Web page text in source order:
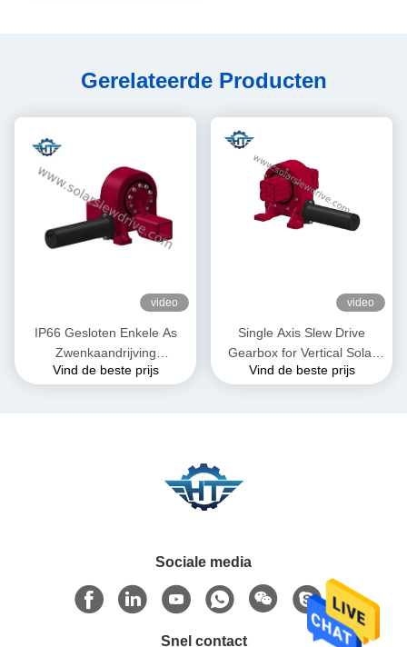
Gerelateerde Producten
video
IP66 Gesloten Enkele As
Zwenkaandrijving
Tandwielkast voor
Vind de beste prijs
video
Single Axis Slew Drive
Gearbox for Vertical Solar
Tracking System
Vind de beste prijs
Sociale media
Snel contact